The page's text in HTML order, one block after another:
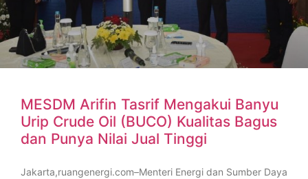
MESDM Arifin Tasrif Mengakui Banyu
Urip Crude Oil (BUCO) Kualitas Bagus
dan Punya Nilai Jual Tinggi
Jakarta,ruangenergi.com–Menteri Energi dan Sumber Daya